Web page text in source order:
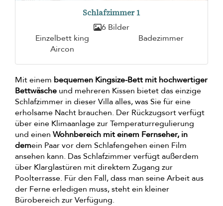
Schlafzimmer 1
6 Bilder
Einzelbett king
Badezimmer
Aircon
Mit einem bequemen Kingsize-Bett mit hochwertiger
Bettwäsche und mehreren Kissen bietet das einzige
Schlafzimmer in dieser Villa alles, was Sie für eine
erholsame Nacht brauchen. Der Rückzugsort verfügt
über eine Klimaanlage zur Temperaturregulierung
und einen Wohnbereich mit einem Fernseher, in
demein Paar vor dem Schlafengehen einen Film
ansehen kann. Das Schlafzimmer verfügt außerdem
über Klarglastüren mit direktem Zugang zur
Poolterrasse. Für den Fall, dass man seine Arbeit aus
der Ferne erledigen muss, steht ein kleiner
Bürobereich zur Verfügung.